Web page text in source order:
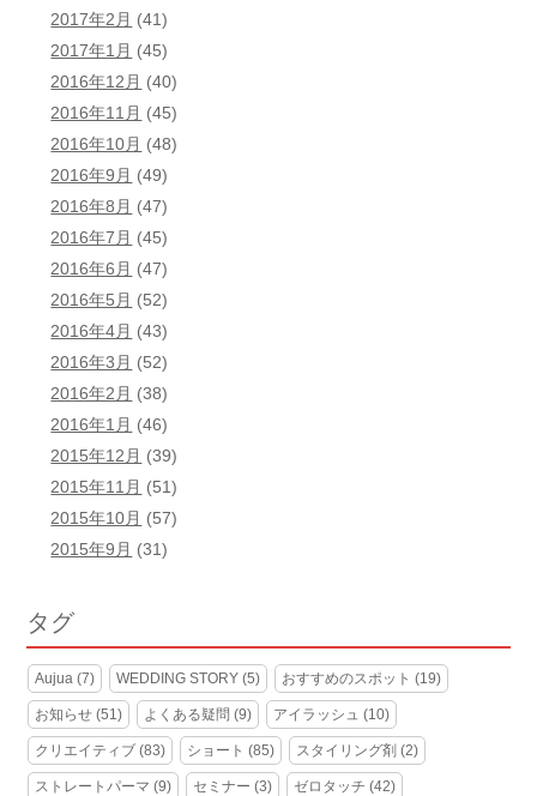
2017年2月 (41)
2017年1月 (45)
2016年12月 (40)
2016年11月 (45)
2016年10月 (48)
2016年9月 (49)
2016年8月 (47)
2016年7月 (45)
2016年6月 (47)
2016年5月 (52)
2016年4月 (43)
2016年3月 (52)
2016年2月 (38)
2016年1月 (46)
2015年12月 (39)
2015年11月 (51)
2015年10月 (57)
2015年9月 (31)
タグ
Aujua (7) WEDDING STORY (5) おすすめのスポット (19)
お知らせ (51) よくある疑問 (9) アイラッシュ (10)
クリエイティブ (83) ショート (85) スタイリング剤 (2)
ストレートパーマ (9) セミナー (3) ゼロタッチ (42)